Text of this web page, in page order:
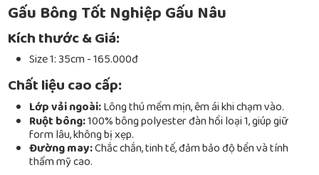
Gấu Bông Tốt Nghiệp Gấu Nâu
Kích thước & Giá:
Size 1: 35cm - 165.000đ
Chất liệu cao cấp:
Lớp vải ngoài:Lông thú mềm mịn, êm ái khi chạm vào.
Ruột bông:100% bông polyester đàn hồi loại 1, giúp giữ
form lâu, không bị xẹp.
Đường may:Chắc chắn, tinh tế, đảm bảo độ bền và tính
thẩm mỹ cao.